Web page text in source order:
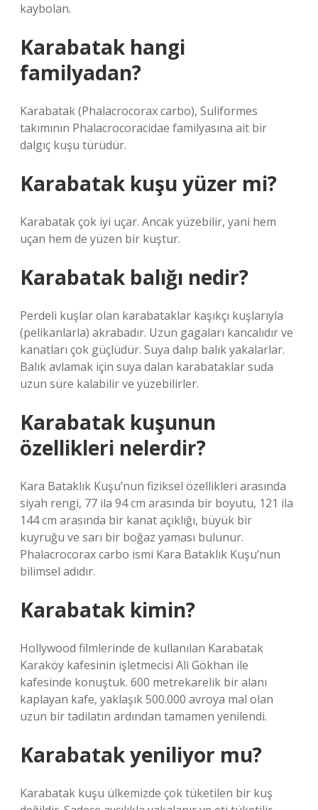
kaybolan.
Karabatak hangi
familyadan?
Karabatak (Phalacrocorax carbo), Suliformes
takımının Phalacrocoracidae familyasına ait bir
dalgıç kuşu türüdür.
Karabatak kuşu yüzer mi?
Karabatak çok iyi uçar. Ancak yüzebilir, yani hem
uçan hem de yüzen bir kuştur.
Karabatak balığı nedir?
Perdeli kuşlar olan karabataklar kaşıkçı kuşlarıyla
(pelikanlarla) akrabadır. Uzun gagaları kancalıdır ve
kanatları çok güçlüdür. Suya dalıp balık yakalarlar.
Balık avlamak için suya dalan karabataklar suda
uzun süre kalabilir ve yüzebilirler.
Karabatak kuşunun
özellikleri nelerdir?
Kara Bataklık Kuşu’nun fiziksel özellikleri arasında
siyah rengi, 77 ila 94 cm arasında bir boyutu, 121 ila
144 cm arasında bir kanat açıklığı, büyük bir
kuyruğu ve sarı bir boğaz yaması bulunur.
Phalacrocorax carbo ismi Kara Bataklık Kuşu’nun
bilimsel adıdır.
Karabatak kimin?
Hollywood filmlerinde de kullanılan Karabatak
Karaköy kafesinin işletmecisi Ali Gökhan ile
kafesinde konuştuk. 600 metrekarelik bir alanı
kaplayan kafe, yaklaşık 500.000 avroya mal olan
uzun bir tadilatın ardından tamamen yenilendi.
Karabatak yeniliyor mu?
Karabatak kuşu ülkemizde çok tüketilen bir kuş